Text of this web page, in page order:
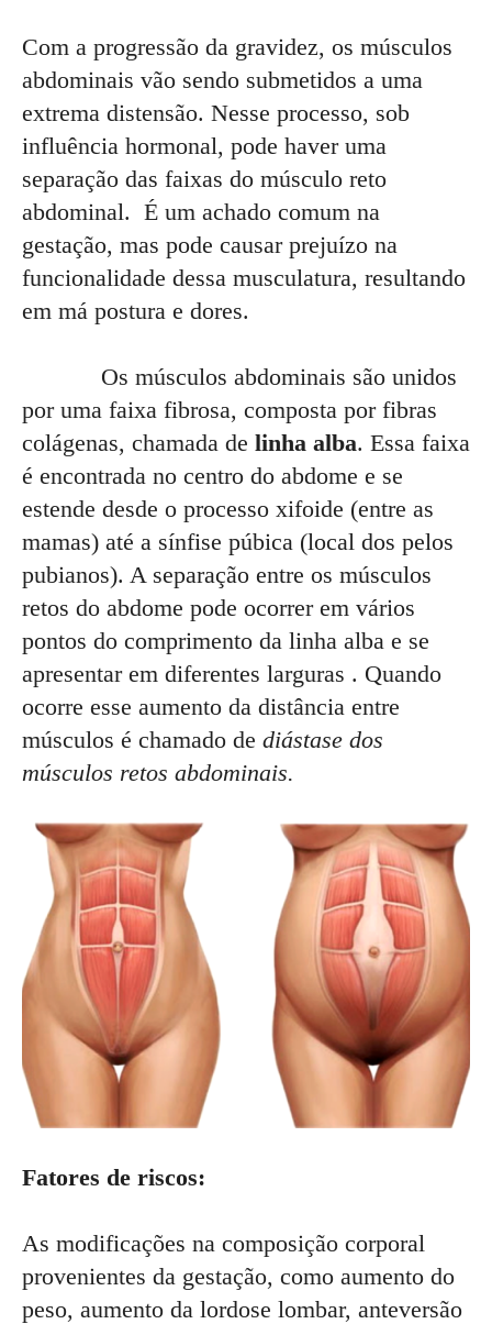
Com a progressão da gravidez, os músculos
abdominais vão sendo submetidos a uma
extrema distensão. Nesse processo, sob
influência hormonal, pode haver uma
separação das faixas do músculo reto
abdominal. É um achado comum na
gestação, mas pode causar prejuízo na
funcionalidade dessa musculatura, resultando
em má postura e dores.
Os músculos abdominais são unidos
por uma faixa fibrosa, composta por fibras
colágenas, chamada de linha alba. Essa faixa
é encontrada no centro do abdome e se
estende desde o processo xifoide (entre as
mamas) até a sínfise púbica (local dos pelos
pubianos). A separação entre os músculos
retos do abdome pode ocorrer em vários
pontos do comprimento da linha alba e se
apresentar em diferentes larguras . Quando
ocorre esse aumento da distância entre
músculos é chamado de diástase dos
músculos retos abdominais.
Fatores de riscos:
As modificações na composição corporal
provenientes da gestação, como aumento do
peso, aumento da lordose lombar, anteversão